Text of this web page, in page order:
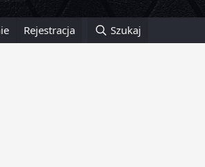
Rejestracja Szukaj